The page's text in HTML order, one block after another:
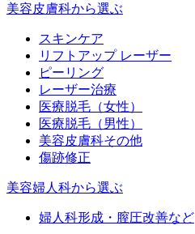
美容皮膚科から選ぶ
スキンケア
リフトアップ レーザー
ピーリング
レーザー治療
医療脱毛（女性）
医療脱毛（男性）
美容皮膚科その他
傷跡修正
美容婦人科から選ぶ
婦人科形成・膣圧改善など